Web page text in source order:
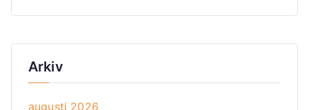
Arkiv
augusti 2026